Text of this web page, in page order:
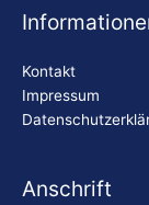
Kontakt
Impressum
Anschrift